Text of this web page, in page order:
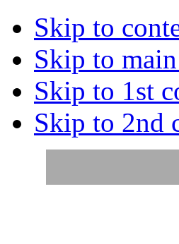
Skip to
Skip to
Skip to 1st
Skip to 2nd